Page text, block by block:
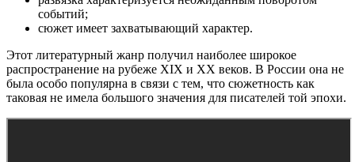
событий;
сюжет имеет захватывающий характер.
Этот литературный жанр получил наиболее широкое
распространение на рубеже XIX и XX веков. В России она не
была особо популярна в связи с тем, что сюжетность как
таковая не имела большого значения для писателей той эпохи.